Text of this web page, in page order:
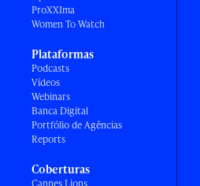
ProXXIma
Women To Watch
Plataformas
Podcasts
Vídeos
Webinars
Banca Digital
Portfólio de Agências
Reports
Coberturas